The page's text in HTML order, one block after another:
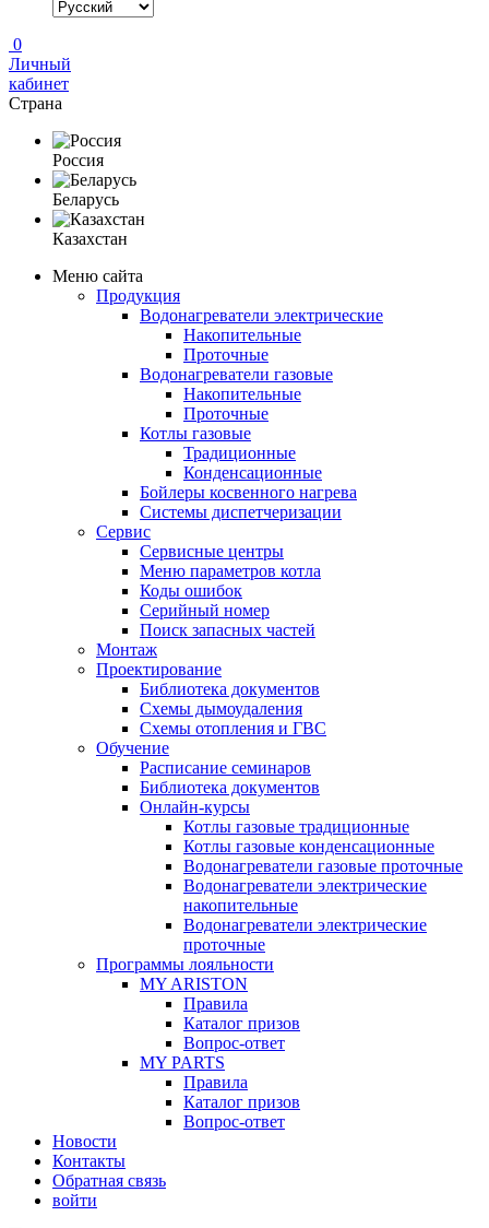
0
Личный
кабинет
Страна
Россия
Беларусь
Казахстан
Меню сайта
Продукция
Водонагреватели электрические
Накопительные
Проточные
Водонагреватели газовые
Накопительные
Проточные
Котлы газовые
Традиционные
Конденсационные
Бойлеры косвенного нагрева
Системы диспетчеризации
Сервис
Сервисные центры
Меню параметров котла
Коды ошибок
Серийный номер
Поиск запасных частей
Монтаж
Проектирование
Библиотека документов
Схемы дымоудаления
Схемы отопления и ГВС
Обучение
Расписание семинаров
Библиотека документов
Онлайн-курсы
Котлы газовые традиционные
Котлы газовые конденсационные
Водонагреватели газовые проточные
Водонагреватели электрические
накопительные
Водонагреватели электрические
проточные
Программы лояльности
MY ARISTON
Правила
Каталог призов
Вопрос-ответ
MY PARTS
Правила
Каталог призов
Вопрос-ответ
Новости
Контакты
Обратная связь
войти